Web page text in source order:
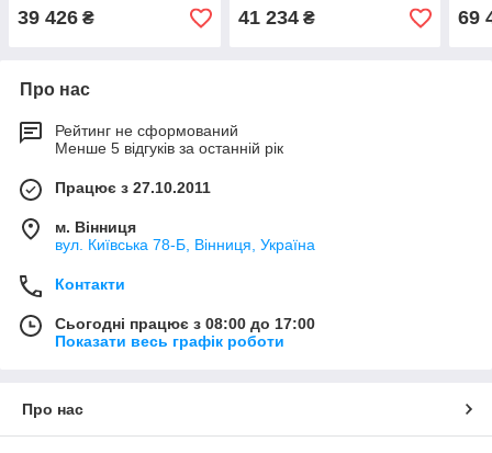
39 426 ₴ 41 234₴ 69
Про нас
Рейтинг не сформований
Менше 5 відгуків за останній рік
Працює з 27.10.2011
м. Вінниця
вул. Київська 78-Б, Вінниця, Україна
Контакти
Сьогодні працює з 08:00 до 17:00
Показати весь графік роботи
Про нас